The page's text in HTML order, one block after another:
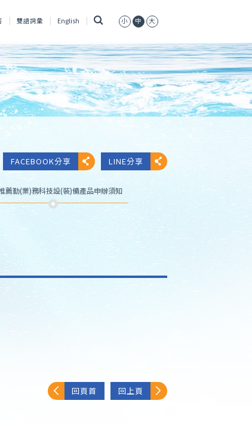
雙語詞彙 English 小 中 大
FACEBOOK分享 LINE分享
薦勤(業)務科技設(裝)備產品申辦須知
回頁首 回上頁